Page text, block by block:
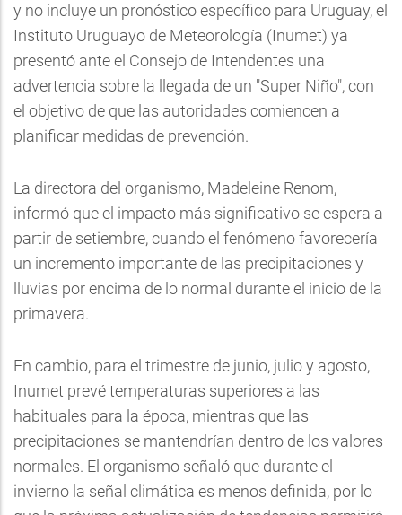
y no incluye un pronóstico específico para Uruguay, el
Instituto Uruguayo de Meteorología (Inumet) ya
presentó ante el Consejo de Intendentes una
advertencia sobre la llegada de un "Super Niño", con
el objetivo de que las autoridades comiencen a
planificar medidas de prevención.
La directora del organismo, Madeleine Renom,
informó que el impacto más significativo se espera a
partir de setiembre, cuando el fenómeno favorecería
un incremento importante de las precipitaciones y
lluvias por encima de lo normal durante el inicio de la
primavera.
En cambio, para el trimestre de junio, julio y agosto,
Inumet prevé temperaturas superiores a las
habituales para la época, mientras que las
precipitaciones se mantendrían dentro de los valores
normales. El organismo señaló que durante el
invierno la señal climática es menos definida, por lo